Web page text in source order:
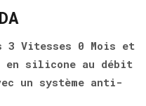
DA
3 Vitesses 0 Mois et
en silicone au débit
un système anti-